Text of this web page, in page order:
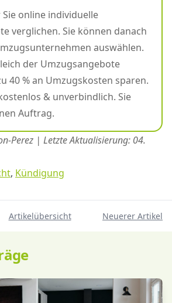
online individuelle
verglichen. Sie können danach
auswählen.
der Umzugsangebote
40 % an Umzugskosten sparen.
& unverbindlich. Sie
Auftrag.
Perez | Letzte Aktualisierung: 04.
, Kündigung
Artikelübersicht Neuerer Artikel